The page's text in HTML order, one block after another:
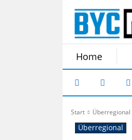
Home
Start Überregional
Überregional